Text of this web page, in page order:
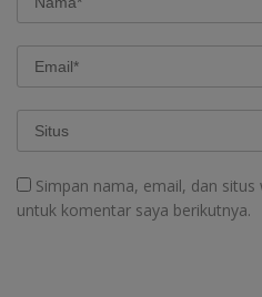
Simpan nama, email, dan
untuk komentar saya berikutnya.